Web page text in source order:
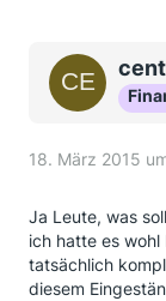
18. März 2015
Ja Leute, was
ich hatte es
tatsächlich
diesem